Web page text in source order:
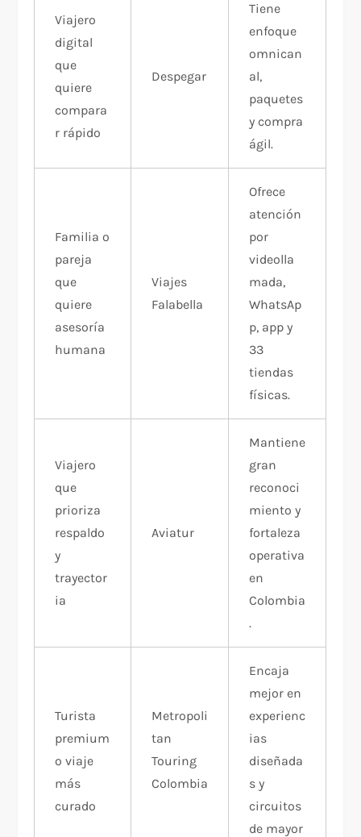
Viajero
digital
que
quiere
compara
r rápido
Despegar
Tiene
enfoque
omnican
al,
paquetes
y compra
ágil.
Familia o
pareja
que
quiere
asesoría
humana
Viajes
Falabella
Ofrece
atención
por
videolla
mada,
WhatsAp
p, app y
33
tiendas
físicas.
Viajero
que
prioriza
respaldo
y
trayector
ia
Aviatur ​
Mantiene
gran
reconoci
miento y
fortaleza
operativa
en
Colombia
. ​
Turista
premium
o viaje
más
curado
Metropoli
tan
Touring
Colombia
Encaja
mejor en
experienc
ias
diseñada
s y
circuitos
de mayor